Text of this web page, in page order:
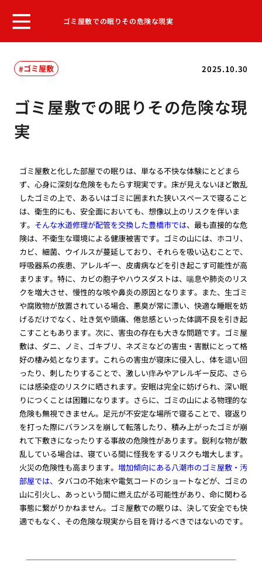
ゴミ屋敷での眠りその危険な現実
2025.10.30
ゴミ屋敷
ゴミ屋敷での眠りその危険な現
実
ゴミ屋敷と化した部屋での眠りは、単なる不快な体験にとどまら
ず、心身に深刻な危険をもたらす現実です。床が見えないほど散乱
したゴミの上で、あるいはゴミに囲まれた狭いスペースで寝ること
は、衛生的にも、安全面においても、想像以上のリスクを伴いま
す。 そんな水道修理が配管を交換した豊橋市では、最も直接的な危
険は、不衛生な環境による健康被害です。ゴミの山には、ホコリ、
カビ、細菌、ウイルスが蔓延しており、それらを吸い込むことで、
呼吸器系の疾患、アレルギー、皮膚病などを引き起こす可能性が高
まります。特に、カビの胞子やハウスダストは、喘息や肺炎のリス
クを増大させ、慢性的な咳や鼻炎の原因となります。また、生ゴミ
や腐敗物が放置されている場合、悪臭が常に漂い、快適な睡眠を妨
げるだけでなく、吐き気や頭痛、倦怠感といった体調不良を引き起
こすこともあります。次に、害虫の存在も大きな問題です。ゴミ屋
敷は、ダニ、ノミ、ゴキブリ、ネズミなどの害虫・害獣にとって格
好の棲み処となります。これらの害虫が寝床に侵入し、体を這い回
ったり、刺したりすることで、激しい痒みやアレルギー反応、さら
には感染症のリスクに晒されます。安眠は完全に妨げられ、深い眠
りにつくことは困難になります。さらに、ゴミの山による物理的な
危険も無視できません。足元が不安定な場所で寝ることで、寝返り
を打った際にバランスを崩して転落したり、積み上がったゴミが崩
れて下敷きになったりする事故の危険性があります。鋭利な物が散
乱している場合は、寝ている間に怪我をするリスクも増大します。
火災の危険性も高まります。増加傾向にある八潮市のゴミ屋敷・汚
部屋では、 タバコの不始末や電気コードのショートなどが、ゴミの
山に引火し、あっという間に燃え広がる可能性があり、命に関わる
事態に繋がりかねません。ゴミ屋敷での眠りは、決して安全でも快
適でもなく、その危険な現実から目を背けるべきではないのです。